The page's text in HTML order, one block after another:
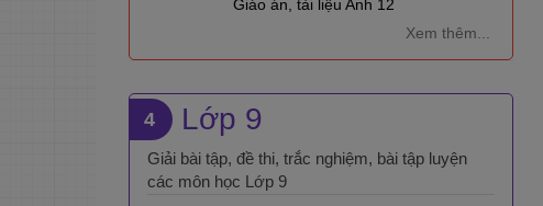
Giáo án, tài liệu Anh 12
Xem thêm...
4 Lớp 9
Giải bài tập, đề thi, trắc nghiệm, bài tập luyện
các môn học Lớp 9